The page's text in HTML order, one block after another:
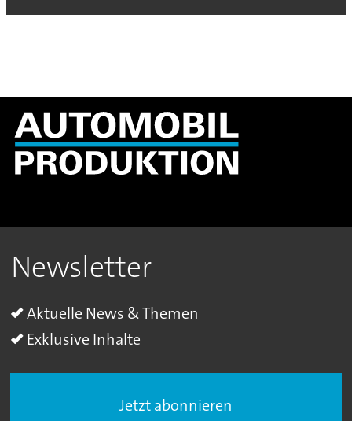
Newsletter
Aktuelle News & Themen
Exklusive Inhalte
Jetzt abonnieren